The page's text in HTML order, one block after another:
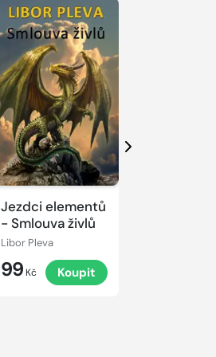
Jezdci elementů
- Smlouva živlů
Libor Pleva
99 Kč Koupit
Další